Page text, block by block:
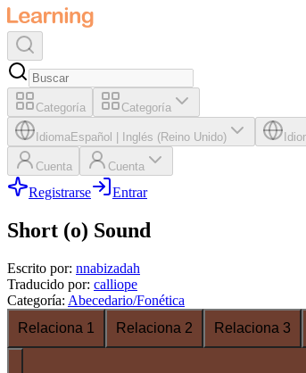
Categoría Categoría
IdiomaEspañol Inglés (Reino Unido)
Cuenta Cuenta
Registrarse Entrar
Short (o) Sound
Escrito por: nnabizadah
Traducido por: calliope
Categoría: Abecedario/Fonética
Relaciona 1
Relaciona 2 Relaciona 3